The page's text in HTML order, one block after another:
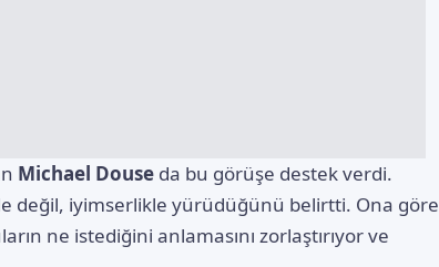
Michael Douse da bu görüşe destek verdi.
değil, iyimserlikle yürüdüğünü belirtti. Ona göre
ne istediğini anlamasını zorlaştırıyor ve